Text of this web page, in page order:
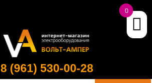
8 (961) 530-00-28
0